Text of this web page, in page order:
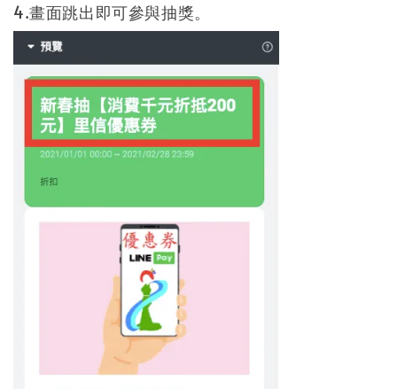
4.畫面跳出即可參與抽獎。